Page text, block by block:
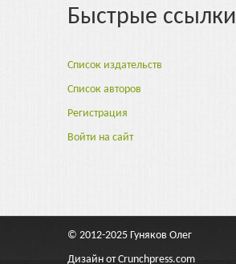
Быстрые ссылки
Список издательств
Список авторов
Регистрация
Войти на сайт
© 2012-2025 Гуняков Олег
Дизайн отCrunchpress.com